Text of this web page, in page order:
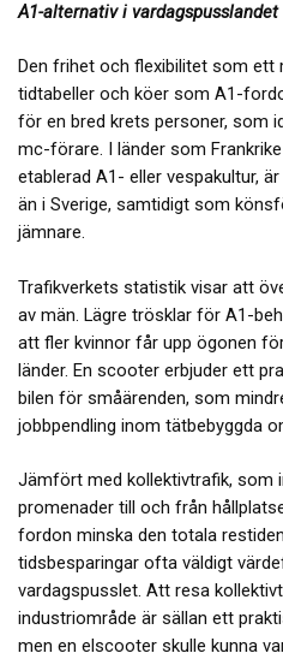
A1-alternativ i vardagspusslandet
Den frihet och flexibilitet som ett
tidtabeller och köer som A1-
för en bred krets personer, som
mc-förare. I länder som
etablerad A1- eller vespakultur,
än i Sverige, samtidigt som
jämnare.
Trafikverkets statistik visar att
av män. Lägre trösklar för A1-
att fler kvinnor får upp ögonen
länder. En scooter erbjuder ett
bilen för småärenden, som
jobbpendling inom tätbebyggda
Jämfört med kollektivtrafik, som
promenader till och från
fordon minska den totala
tidsbesparingar ofta väldigt
vardagspusslet. Att resa
industriområde är sällan ett
men en elscooter skulle kunna